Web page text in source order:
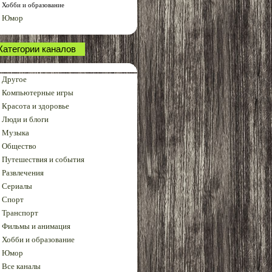
Хобби и образование
Юмор
каналов
Другое
Компьютерные игры
Красота и здоровье
Люди и блоги
Музыка
Общество
Путешествия и события
Развлечения
Сериалы
Спорт
Транспорт
Фильмы и анимация
Хобби и образование
Юмор
Все каналы